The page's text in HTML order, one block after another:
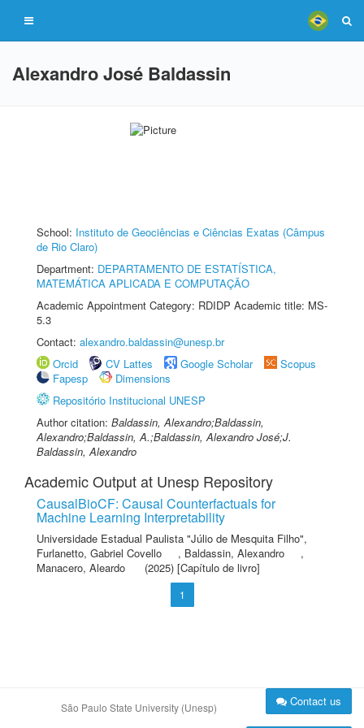
Alexandro José Baldassin
School: Instituto de Geociências e Ciências Exatas (Câmpus
de Rio Claro)
Department: DEPARTAMENTO DE ESTATÍSTICA,
MATEMÁTICA APLICADA E COMPUTAÇÃO
Academic Appointment Category: RDIDP Academic title: MS-
5.3
Contact: alexandro.baldassin@unesp.br
Orcid
CV Lattes Google Scholar
Scopus
Fapesp
Dimensions
Repositório Institucional UNESP
Author citation: Baldassin, Alexandro;Baldassin,
Alexandro;Baldassin, A.;Baldassin, Alexandro José;J.
Baldassin, Alexandro
Academic Output at Unesp Repository
CausalBioCF: Causal Counterfactuals for
Machine Learning Interpretability
Universidade Estadual Paulista "Júlio de Mesquita Filho",
Furlanetto, Gabriel Covello
, Baldassin, Alexandro
,
Manacero, Aleardo
(2025) [Capítulo de livro]
1
São Paulo State University (Unesp) Contact us